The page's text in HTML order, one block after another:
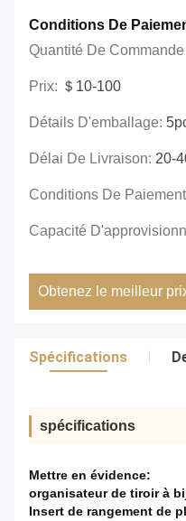
Conditions De
Quantité De Commande
Prix: ＄10-100
Détails D'emballage:
Délai De Livraison: 20-
Conditions De
Capacité
Obtenez le meilleur
Spécifications
spécifications
Mettre en évidence:
organisateur de tiroir à
Insert de rangement de